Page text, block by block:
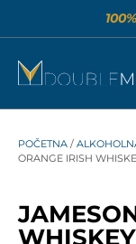
100%
POČETNA /
ORANGE IRISH